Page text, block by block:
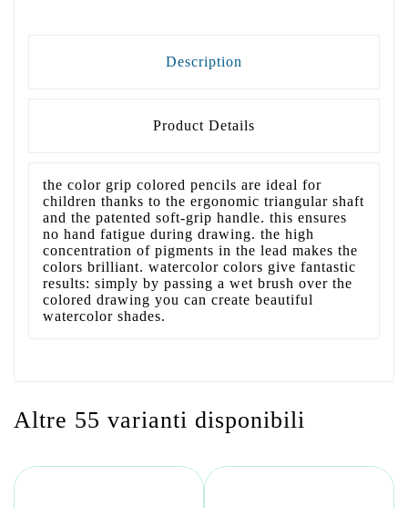
Description
Product Details
the color grip colored pencils are ideal for
children thanks to the ergonomic triangular shaft
and the patented soft-grip handle. this ensures
no hand fatigue during drawing. the high
concentration of pigments in the lead makes the
colors brilliant. watercolor colors give fantastic
results: simply by passing a wet brush over the
colored drawing you can create beautiful
watercolor shades.
Altre 55 varianti disponibili